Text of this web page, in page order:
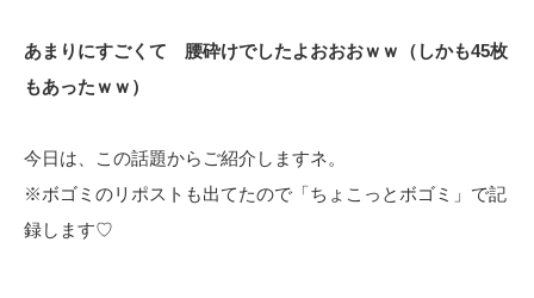
あまりにすごくて 腰砕けでしたよおおおｗｗ（しかも45枚
もあったｗｗ）
今日は、この話題からご紹介しますネ。
※ボゴミのリポストも出てたので「ちょこっとボゴミ」で記
録します♡